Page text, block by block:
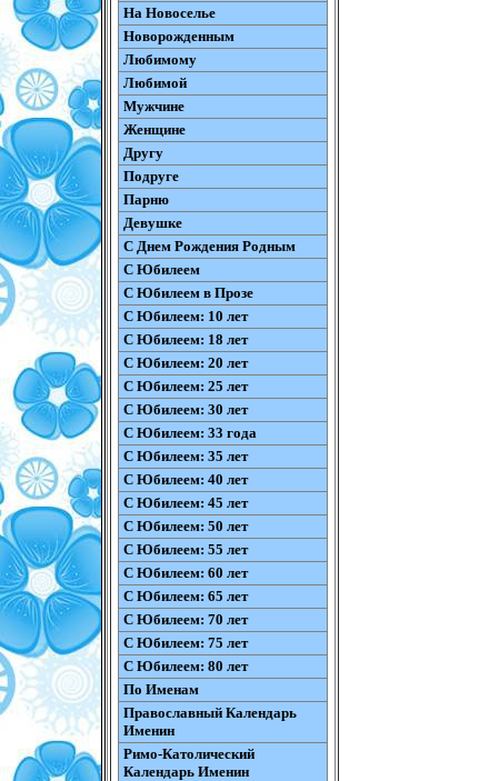
На Новоселье
Новорожденным
Любимому
Любимой
Мужчине
Женщине
Другу
Подруге
Парню
Девушке
С Днем Рождения Родным
С Юбилеем
С Юбилеем в Прозе
С Юбилеем: 10 лет
С Юбилеем: 18 лет
С Юбилеем: 20 лет
С Юбилеем: 25 лет
С Юбилеем: 30 лет
С Юбилеем: 33 года
С Юбилеем: 35 лет
С Юбилеем: 40 лет
С Юбилеем: 45 лет
С Юбилеем: 50 лет
С Юбилеем: 55 лет
С Юбилеем: 60 лет
С Юбилеем: 65 лет
С Юбилеем: 70 лет
С Юбилеем: 75 лет
С Юбилеем: 80 лет
По Именам
Православный Календарь
Именин
Римо-Католический
Календарь Именин